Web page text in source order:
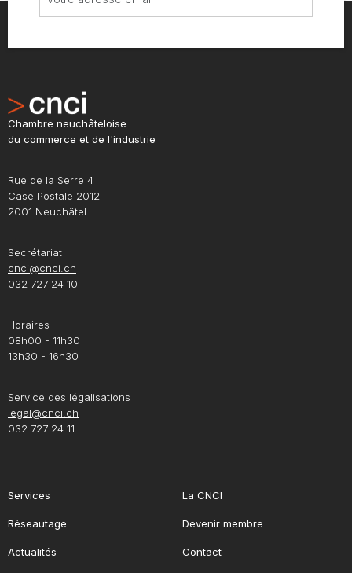
Chambre neuchâteloise
du commerce et de l'industrie
Rue de la Serre 4
Case Postale 2012
2001 Neuchâtel
Secrétariat
cnci@cnci.ch
032 727 24 10
Horaires
08h00 - 11h30
13h30 - 16h30
Service des légalisations
legal@cnci.ch
032 727 24 11
Services
Réseautage
Actualités
La CNCI
Devenir membre
Contact